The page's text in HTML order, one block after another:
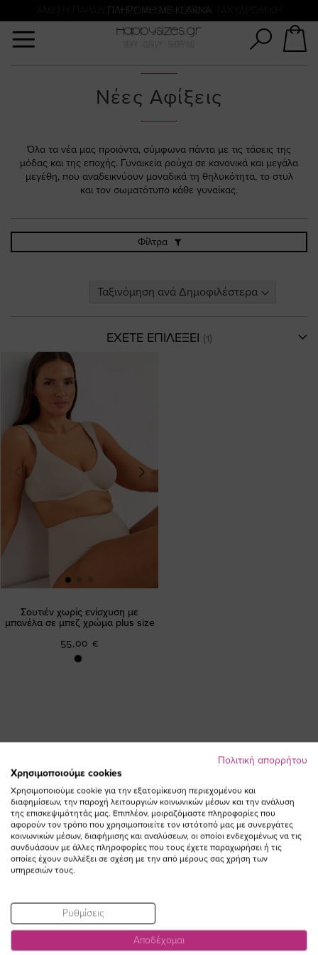
ΠΛΗΡΩΜΗ ΜΕ KLARNA
ΑΜΕΣΗ ΠΑΡΑΔΟΣΗ ΜΕ ACS ΚΑΙ ΓΕΝΙΚΗ ΤΑΧΥΔΡΟΜΙΚΉ
Νέες Αφίξεις
Όλα τα νέα μας προιόντα, σύμφωνα πάντα με τις τάσεις της
μόδας και της εποχής. Γυναικεία ρούχα σε κανονικά και μεγάλα
μεγέθη, που αναδεικνύουν μοναδικά τη θηλυκότητα, το στυλ
και τον σωματότυπο κάθε γυναίκας.
Φίλτρα
ΕΧΕΤΕ ΕΠΙΛΕΞΕΙ
Σουτιέν χωρίς ενίσχυση με
μπανέλα σε μπεζ χρώμα plus size
55,00 €
ΕΓΓΡΑΦΕΙΤΕ ΣΤΟ NEWSLETTER
Email
ΕΓΓΡΑΦΗ
Συμφωνώ με τουςΌρους Χρήσης
Αναζήτηση
Πολιτική απορρήτου
Χρησιμοποιούμε cookies
Χρησιμοποιούμε cookie για την εξατομίκευση περιεχομένου και
διαφημίσεων, την παροχή λειτουργιών κοινωνικών μέσων και την ανάλυση
της επισκεψιμότητάς μας. Επιπλέον, μοιραζόμαστε πληροφορίες που
αφορούν τον τρόπο που χρησιμοποιείτε τον ιστότοπό μας με συνεργάτες
κοινωνικών μέσων, διαφήμισης και αναλύσεων, οι οποίοι ενδεχομένως να τις
συνδυάσουν με άλλες πληροφορίες που τους έχετε παραχωρήσει ή τις
οποίες έχουν συλλέξει σε σχέση με την από μέρους σας χρήση των
υπηρεσιών τους.
Ρυθμίσεις
Αποδέχομαι